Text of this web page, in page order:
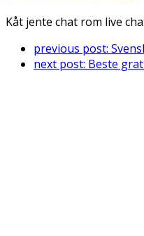
Kåt jente chat rom live
previous post:
next post: Beste